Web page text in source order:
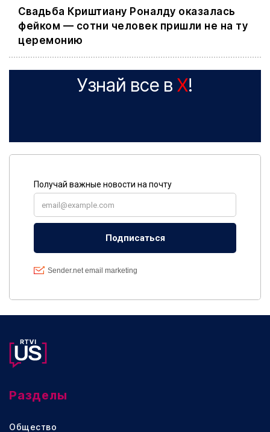
Свадьба Криштиану Роналду оказалась
фейком — сотни человек пришли не на ту
церемонию
Узнай все в X!
Разделы
Общество